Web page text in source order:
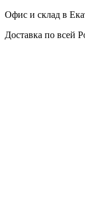
Офис и склад в
Доставка по всей